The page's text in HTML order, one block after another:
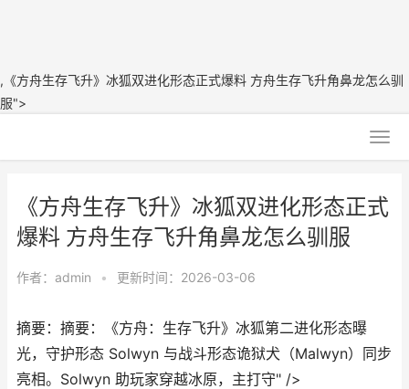
,《方舟生存飞升》冰狐双进化形态正式爆料 方舟生存飞升角鼻龙怎么驯
服">
《方舟生存飞升》冰狐双进化形态正式
爆料 方舟生存飞升角鼻龙怎么驯服
作者： admin • 更新时间：2026-03-06
摘要：摘要：《方舟：生存飞升》冰狐第二进化形态曝
光，守护形态 Solwyn 与战斗形态诡狱犬（Malwyn）同步
亮相。Solwyn 助玩家穿越冰原，主打守" />